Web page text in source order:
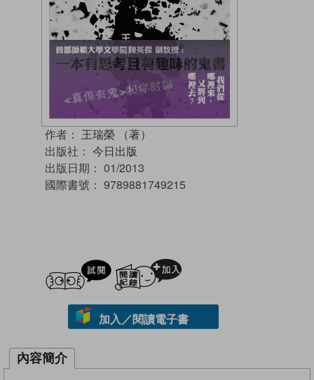
作者： 王瑞榮 （著）
出版社： 今日出版
出版日期： 01/2013
國際書號： 9789881749215
試閲
加入／閱讀電子書
內容簡介